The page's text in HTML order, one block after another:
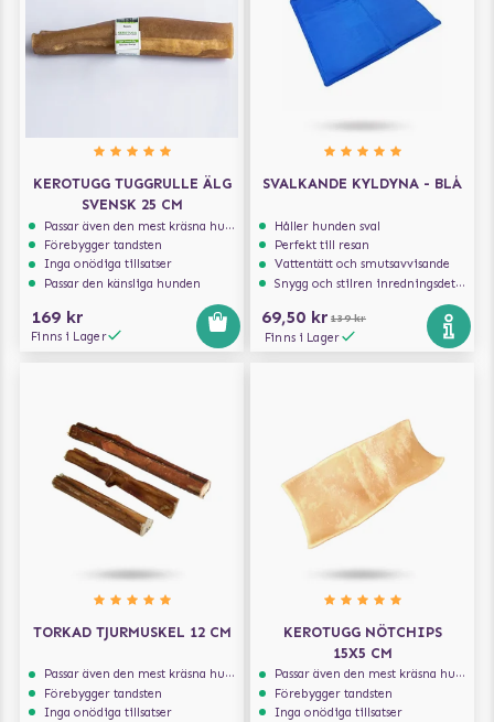
KEROTUGG TUGGRULLE ÄLG
SVENSK 25 CM
Passar även den mest kräsna hunden
Förebygger tandsten
Inga onödiga tillsatser
Passar den känsliga hunden
169 kr
Finns i Lager
SVALKANDE KYLDYNA - BLÅ
Håller hunden sval
Perfekt till resan
Vattentätt och smutsavvisande
Snygg och stilren inredningsdetalj
69,50 kr 139 kr
Finns i Lager
TORKAD TJURMUSKEL 12 CM
Passar även den mest kräsna hunden
Förebygger tandsten
Inga onödiga tillsatser
KEROTUGG NÖTCHIPS
15X5 CM
Passar även den mest kräsna hunden
Förebygger tandsten
Inga onödiga tillsatser